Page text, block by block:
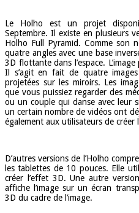
Le Holho est un projet
Septembre. Il existe en plusieurs
Holho Full Pyramid. Comme son
quatre angles avec une base
3D flottante dans l’espace.
Il s’agit en fait de quatre
projetées sur les miroirs. Les
que vous puissiez regarder des
ou un couple qui danse avec leur
un certain nombre de vidéos ont
également aux utilisateurs de créer
D’autres versions de l’Holho
les tablettes de 10 pouces. Elle
créer l’effet 3D. Une autre
affiche l’image sur un écran
3D du cadre de l’image.